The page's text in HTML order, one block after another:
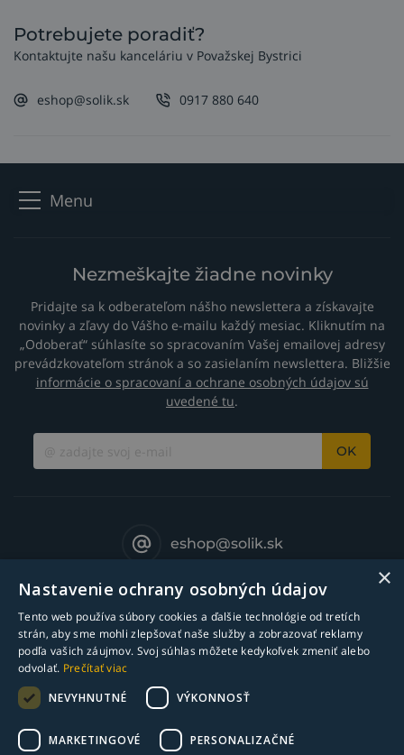
Potrebujete poradiť?
Kontaktujte našu kanceláriu v Považskej Bystrici
eshop@solik.sk 0917 880 640
Menu
Nezmeškajte žiadne novinky
Pridajte sa k odberateľom nášho newslettera a získavajte
novinky a zľavy do Vášho e-mailu každý mesiac. Kliknutím na
„Odoberať“ súhlasíte so spracovaním Vašej emailovej adresy
prevádzkovateľom stránok a so zasielaním newslettera. Bližšie
informácie o spracovaní a ochrane osobných údajov sú
uvedené tu.
OK
eshop@solik.sk
×
Nastavenie ochrany osobných údajov
Tento web používa súbory cookies a ďalšie technológie od tretích
strán, aby sme mohli zlepšovať naše služby a zobrazovať reklamy
podľa vašich záujmov. Svoj súhlas môžete kedykoľvek zmeniť alebo
odvolať. Prečítať viac
NEVYHNUTNÉ
VÝKONNOSŤ
MARKETINGOVÉ PERSONALIZAČNÉ